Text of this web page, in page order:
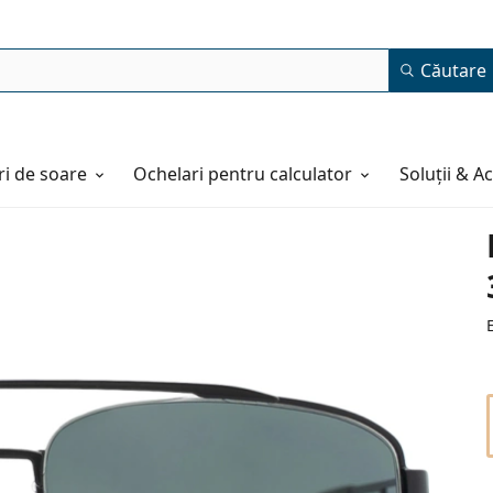
Căutare
de soare Ochelari pentru calculator Soluții &